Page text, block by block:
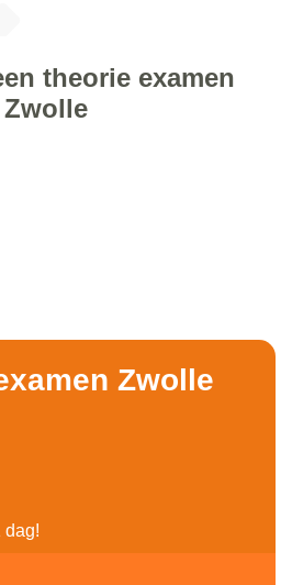
theorie examen
Zwolle
Zwolle
dag!